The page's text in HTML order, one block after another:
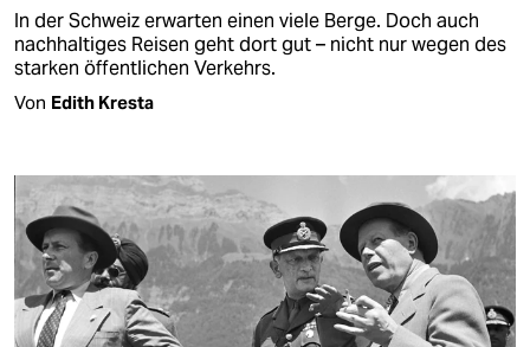
In der Schweiz erwarten einen viele Berge. Doch auch
nachhaltiges Reisen geht dort gut – nicht nur wegen des
starken öffentlichen Verkehrs.
Von Edith Kresta